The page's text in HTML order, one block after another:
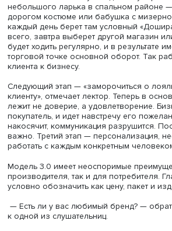
В маркетинге 2.0 мы уже видим
представляет модель интеграции
компания работает по всем
до потенциального клиента.
постоянно открывает новые
регионах, и при этом также
Lamoda до Wildberries.
Этап маркетинга 3.0 появился
ценностей. Корнеев назвал его “all
компании учитывают не только
мысли потребителей.
напоминать личные отношения.
по расчету», — говорит эксперт.
Потребительская лояльность
например, убедить человека, что он